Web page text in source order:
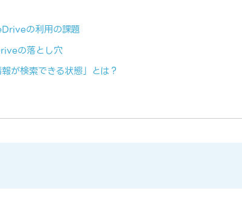
の利用の課題
の落とし穴
が検索できる状態」とは？